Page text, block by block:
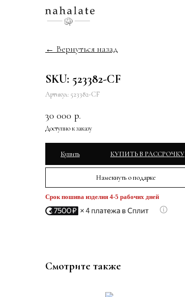
← Вернуться назад
SKU: 523382-CF
Артикул: 523382-CF
30 000 р.
Купить КУПИТЬ В РАССРОЧКУ
Намекнуть о подарке
Срок пошива изделия 4-5 рабочих дней
Смотрите также